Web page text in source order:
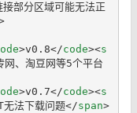
部分区域可能无法正
>v0.8</code><s
、淘豆网等5个平台
>v0.7</code><s
法下载问题</span>